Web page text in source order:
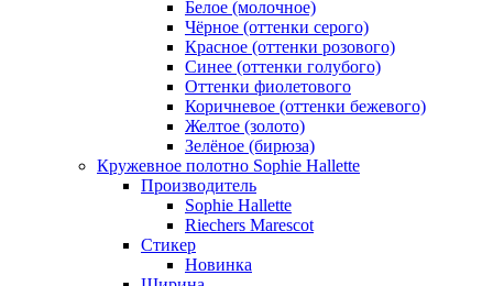
Белое (молочное)
Чёрное (оттенки серого)
Красное (оттенки розового)
Синее (оттенки голубого)
Оттенки фиолетового
Коричневое (оттенки бежевого)
Желтое (золото)
Зелёное (бирюза)
Кружевное полотно Sophie Hallette
Производитель
Sophie Hallette
Riechers Marescot
Стикер
Новинка